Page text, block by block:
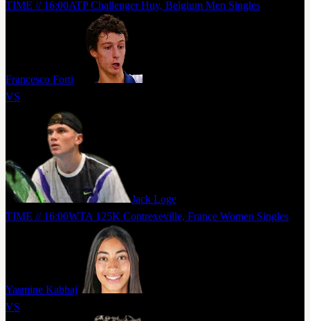
TIME // 16:00ATP Challenger Huy, Belgium Men Singles
Francesco Forti
VS
Jack Loge
TIME // 16:00WTA 125K Contrexeville, France Women Singles
Yasmine Kabbaj
VS